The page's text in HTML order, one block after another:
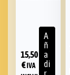
15,50
€ IVA
A
ñ
a
di